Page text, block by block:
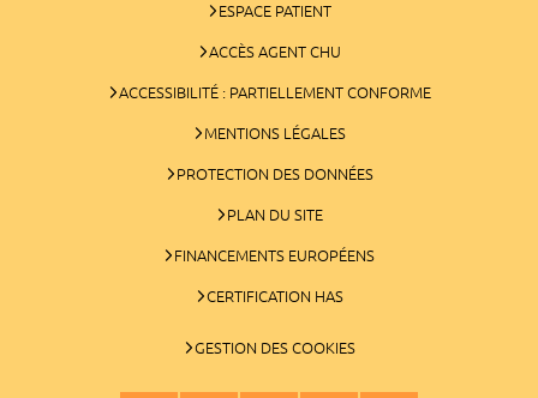
ESPACE PATIENT
ACCÈS AGENT CHU
ACCESSIBILITÉ : PARTIELLEMENT CONFORME
MENTIONS LÉGALES
PROTECTION DES DONNÉES
PLAN DU SITE
FINANCEMENTS EUROPÉENS
CERTIFICATION HAS
GESTION DES COOKIES